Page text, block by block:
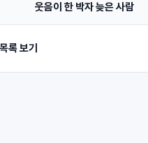
웃음이 한 박자 늦은 사람
록 보기